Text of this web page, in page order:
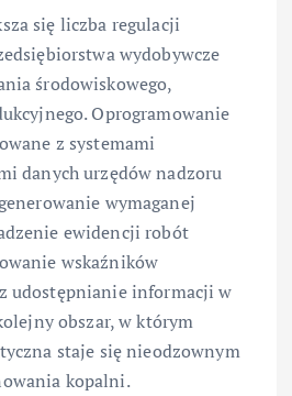
się liczba regulacji
wydobywcze
środowiskowego,
Oprogramowanie
z systemami
danych urzędów nadzoru
wymaganej
ewidencji robót
wskaźników
udostępnianie informacji w
obszar, w którym
staje się nieodzownym
kopalni.